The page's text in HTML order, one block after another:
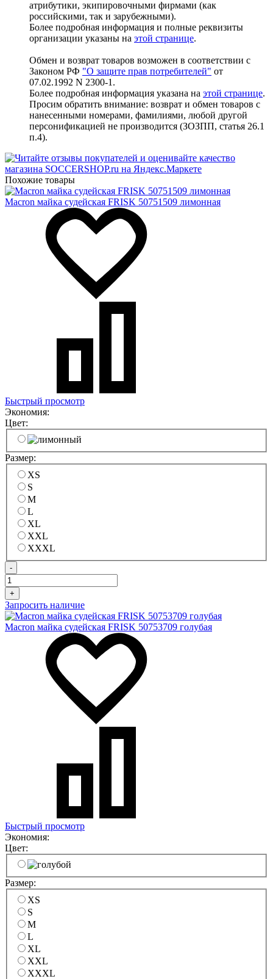
атрибутики, экипировочными фирмами (как
российскими, так и зарубежными).
Более подробная информация и полные реквизиты
организации указаны на этой странице.
Обмен и возврат товаров возможен в соответствии с
Законом РФ "О защите прав потребителей" от
07.02.1992 N 2300-1.
Более подробная информация указана на этой странице.
Просим обратить внимание: возврат и обмен товаров с
нанесенными номерами, фамилиями, любой другой
персонификацией не производится (ЗОЗПП, статья 26.1
п.4).
Похожие товары
Macron майка судейская FRISK 50751509 лимонная
Быстрый просмотр
Экономия:
Цвет:
Размер:
XS
S
M
L
XL
XXL
XXXL
-
+
Запросить наличие
Macron майка судейская FRISK 50753709 голубая
Быстрый просмотр
Экономия:
Цвет:
Размер:
XS
S
M
L
XL
XXL
XXXL